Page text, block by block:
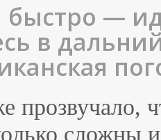
быстро —
в
прозвучало,
сложны